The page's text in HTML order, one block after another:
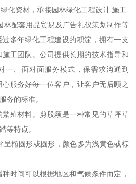
化资材，承接园林绿化工程设计.施工.
林配套用品贸易及广告礼仪策划制作等
多年绿化工程建设的积淀，拥有一支
工团队。公司提供长期的技术指导和
一、面对面服务模式，保需求沟通到
服务好每一位客户，让客户无后顾之
务的标准。
殖材料。剪股颖是一种常见的草坪草
等特点。
呈椭圆形或圆形，颜色多为浅黄色或棕
时间可以根据地区和气候条件而定，